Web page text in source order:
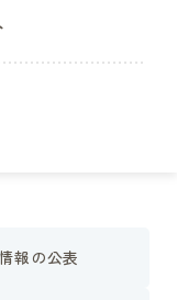
報の公表